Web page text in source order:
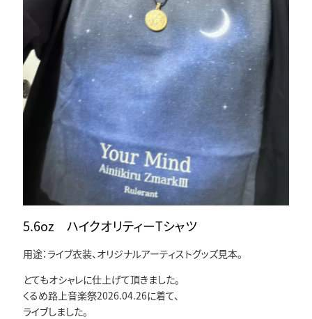
5.6oz ハイクオリティーTシャツ
用途：ライブ衣装、オリジナルアーティストグッズ見本。
とてもオシャレに仕上げて頂きました。
くるめ路上音楽祭2026.04.26に着て、
ライブしました。